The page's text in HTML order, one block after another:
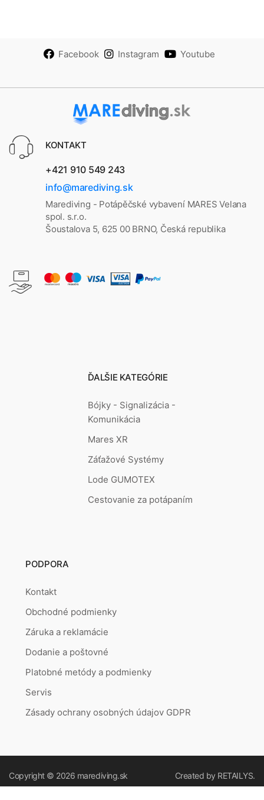
Facebook Instagram Youtube
KONTAKT
+421 910 549 243
info@marediving.sk
Marediving - Potápěčské vybavení MARES Velana
spol. s.r.o.
Šoustalova 5, 625 00 BRNO, Česká republika
ĎALŠIE KATEGÓRIE
Bójky - Signalizácia -
Komunikácia
Mares XR
Záťažové Systémy
Lode GUMOTEX
Cestovanie za potápaním
PODPORA
Kontakt
Obchodné podmienky
Záruka a reklamácie
Dodanie a poštovné
Platobné metódy a podmienky
Servis
Zásady ochrany osobných údajov GDPR
Copyright © 2026 marediving.sk Created by RETAILYS.